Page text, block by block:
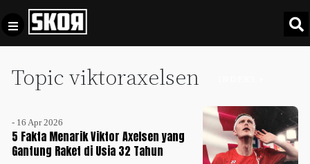
Topic viktoraxelsen
- 16 Apr 2026
5 Fakta Menarik Viktor Axelsen yang
Gantung Raket di Usia 32 Tahun
Football +
Culture
Privacy
Pedoman
Pemberitaan
Media